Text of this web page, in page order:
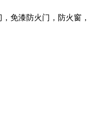
免漆防火门，防火